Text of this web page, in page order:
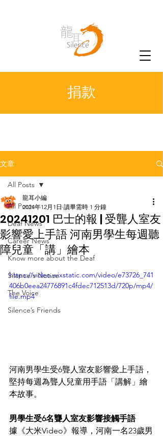
捐款
文章
All Posts
Deaf News
Career News
Know more about the Deaf
Silence's Notice
The Voice
Silence’s Friends
All Posts
20241201 巴士的報 | 受聾人室友
影響愛上手語 河南男學生每週聽
障兒童「講」繪本
龍耳小編
2024年12月1日 讀畢需時 1 分鐘
https://video.wixstatic.com/video/e73726_741
406b0eea24776891c4fdec712513d/720p/mp4/
file.mp4
河南男學生受6聾人室友影響愛上手語，
堅持每週為聾人兒童用手語「講解」繪
本故事。
男學生受6名聾人室友影響接觸手語
據《大米Video》報導，河南一名23歲男